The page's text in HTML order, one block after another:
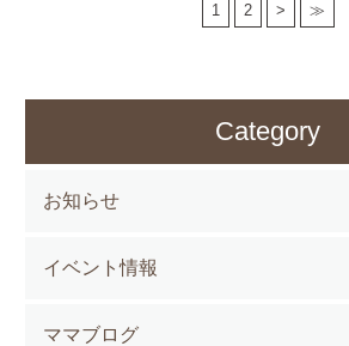
1 2 > ≫
Category
お知らせ
イベント情報
ママブログ